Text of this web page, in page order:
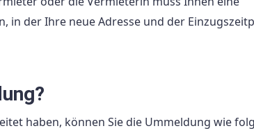
in der Ihre neue Adresse und der
haben, können Sie die Ummeldung wie